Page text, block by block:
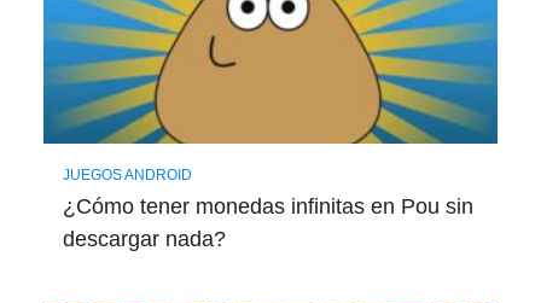
JUEGOS ANDROID
¿Cómo tener monedas infinitas en Pou sin
descargar nada?